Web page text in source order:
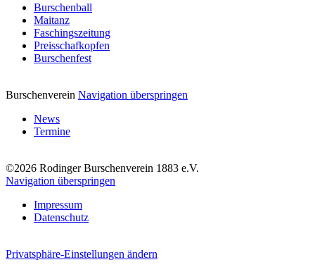
Burschenball
Maitanz
Faschingszeitung
Preisschafkopfen
Burschenfest
Burschenverein Navigation überspringen
News
Termine
©2026 Rodinger Burschenverein 1883 e.V.
Navigation überspringen
Impressum
Datenschutz
Privatsphäre-Einstellungen ändern